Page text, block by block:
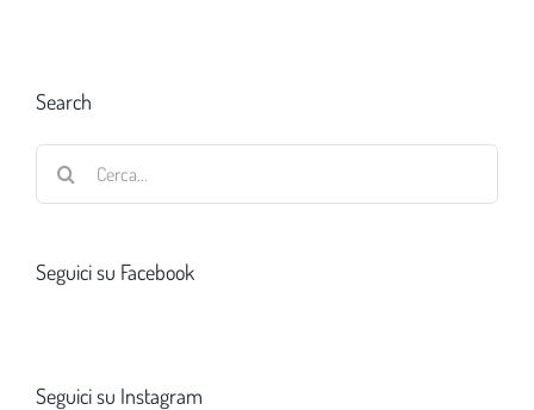
Search
Seguici su Facebook
Seguici su Instagram